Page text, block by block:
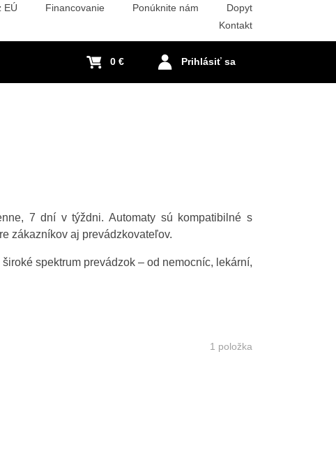
EÚ Financovanie Ponúknite nám
Dopyt
Kontakt
Prihlásiť sa
0 €
7 dní v týždni. Automaty sú kompatibilné s
zákazníkov aj prevádzkovateľov.
spektrum prevádzok – od nemocníc, lekární,
1 položka